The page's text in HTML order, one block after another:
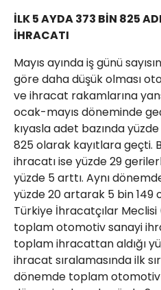
İLK 5 AYDA 373 BİN 825
İHRACATI
Mayıs ayında iş günü
göre daha düşük olması
ve ihracat rakamlarına
ocak-mayıs döneminde
kıyasla adet bazında
825 olarak kayıtlara geçti.
ihracatı ise yüzde 29
yüzde 5 arttı. Aynı
yüzde 20 artarak 5 bin 149
Türkiye İhracatçılar
toplam otomotiv sanayi
toplam ihracattan aldığı
ihracat sıralamasında ilk
dönemde toplam otomotiv